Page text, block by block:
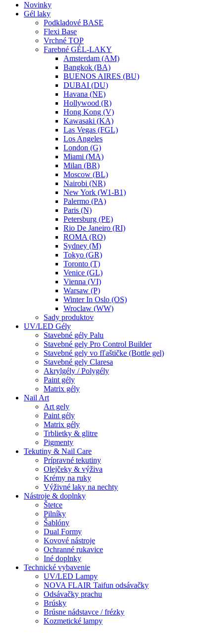
Novinky
Gél laky
Podkladové BASE
Flexi Base
Vrchné TOP
Farebné GÉL-LAKY
Amsterdam (AM)
Bangkok (BA)
BUENOS AIRES (BU)
DUBAI (DU)
Havana (NE)
Hollywood (R)
Hong Kong (V)
Kawasaki (KA)
Las Vegas (FGL)
Los Angeles
London (G)
Miami (MA)
Milan (BR)
Moscow (BL)
Nairobi (NR)
New York (W1-B1)
Palermo (PA)
Paris (N)
Petersburg (PE)
Rio De Janeiro (RI)
ROMA (RO)
Sydney (M)
Tokyo (GR)
Toronto (T)
Venice (GL)
Vienna (VI)
Warsaw (P)
Winter In Oslo (OS)
Wroclaw (WW)
Sady produktov
UV/LED Gély
Stavebné gély Palu
Stavebné gely Pro Control Builder
Stavebné gely vo fľaštičke (Bottle gel)
Stavebné gely Claresa
Akrylgély / Polygély
Paint gély
Matrix gély
Nail Art
Art gely
Paint gély
Matrix gély
Trblietky & glitre
Pigmenty
Tekutiny & Nail Care
Prípravné tekutiny
Olejčeky & výživa
Krémy na ruky
Výživné laky na nechty
Nástroje & doplnky
Štetce
Pilníky
Šablóny
Dual Formy
Kovové nástroje
Ochranné rukavice
Iné doplnky
Technické vybavenie
UV/LED Lampy
NOVA FLAIR Taifun odsávačky
Odsávačky prachu
Brúsky
Brúsne nádstavce / frézky
Kozmetické lampy